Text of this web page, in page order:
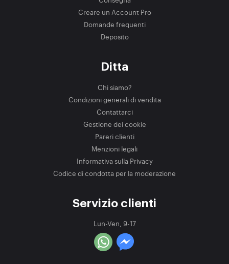
Creare un Account Pro
Domande frequenti
Deposito
Ditta
Chi siamo?
Condizioni generali di vendita
Contattarci
Gestione dei cookie
Pareri clienti
Menzioni legali
Informativa sulla Privacy
Codice di condotta per la moderazione
Servizio clienti
Lun-Ven, 9-17